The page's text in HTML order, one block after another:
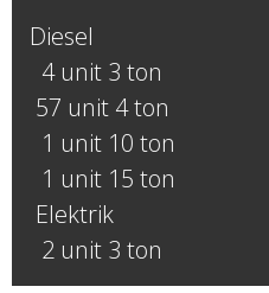
Diesel
4 unit 3 ton
57 unit 4 ton
1 unit 10 ton
1 unit 15 ton
Elektrik
2 unit 3 ton